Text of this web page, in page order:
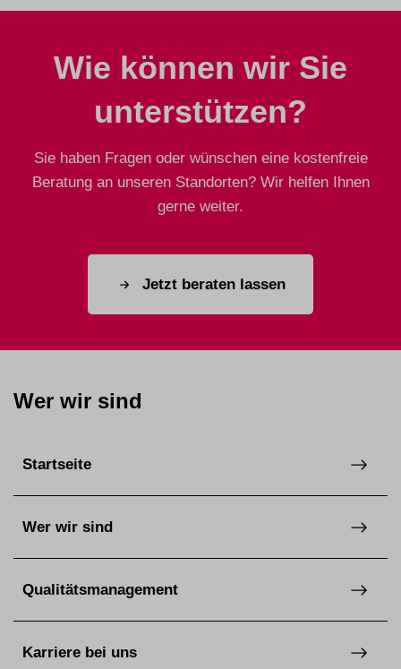
Wie können wir Sie
unterstützen?
Sie haben Fragen oder wünschen eine kostenfreie
Beratung an unseren Standorten? Wir helfen Ihnen
gerne weiter.
Jetzt beraten lassen
Wer wir sind
Startseite
Wer wir sind
Qualitätsmanagement
Karriere bei uns